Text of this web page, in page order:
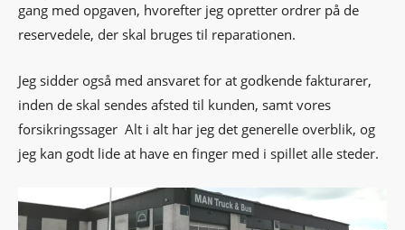
gang med opgaven, hvorefter jeg opretter ordrer på de
reservedele, der skal bruges til reparationen.
Jeg sidder også med ansvaret for at godkende fakturarer,
inden de skal sendes afsted til kunden, samt vores
forsikringssager Alt i alt har jeg det generelle overblik, og
jeg kan godt lide at have en finger med i spillet alle steder.